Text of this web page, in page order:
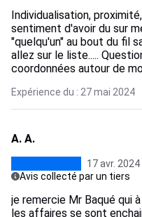
Individualisation,
sentiment d'avoir du sur
"quelqu'un" au bout du fil
allez sur le liste.....
coordonnées autour de
Expérience du : 27 mai 2024
A. A.
17 avr. 2024
Avis collecté par un tiers
je remercie Mr Baqué qui
les affaires se sont